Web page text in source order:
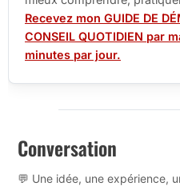
Recevez mon GUIDE DE
CONSEIL QUOTIDIEN par
minutes par jour.
Conversation
💬 Une idée, une expérience,